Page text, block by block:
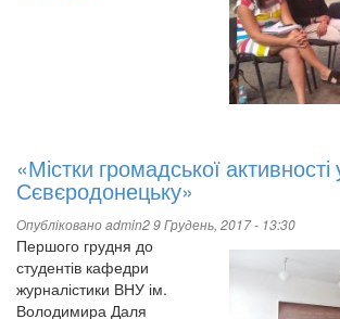
«Містки громадської активності
Сєвєродонецьку»
Опублікованоadmin29 Грудень, 2017 - 13:30
Першого грудня до
студентів кафедри
журналістики ВНУ ім.
Володимира Даля